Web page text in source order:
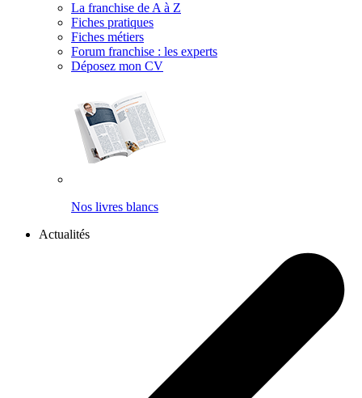
La franchise de A à Z
Fiches pratiques
Fiches métiers
Forum franchise : les experts
Déposez mon CV
Nos livres blancs
Actualités